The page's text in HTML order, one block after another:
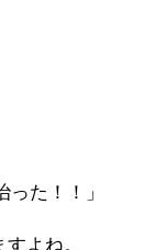
た！！」
よね。